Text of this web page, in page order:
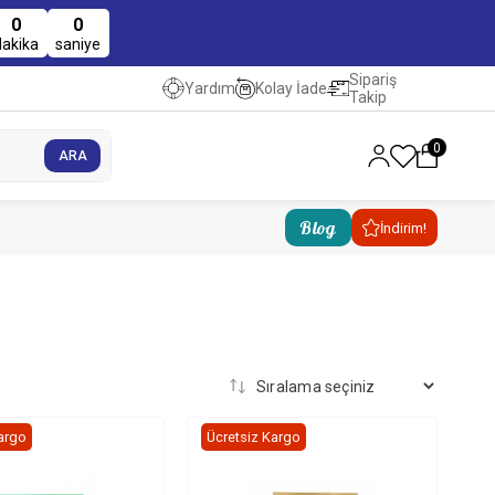
0 0
saniye
Yardım Kolay İade
Sipariş
Takip
0
Blog İndirim!
Ücretsiz Kargo